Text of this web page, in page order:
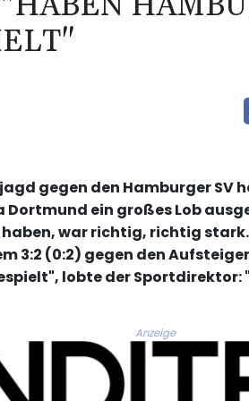
gegen den Hamburger SV
Dortmund ein großes Lob
war richtig, richtig
3:2 (0:2) gegen den
lobte der Sportdirektor:
Anzeige